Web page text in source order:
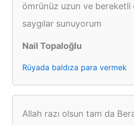
ömrünüz uzun ve bereketli
saygılar sunuyorum
Nail Topaloğlu
Rüyada baldıza para vermek
Allah razı olsun tam da